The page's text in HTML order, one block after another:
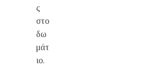
ς
στο
δω
μάτ
ιο.